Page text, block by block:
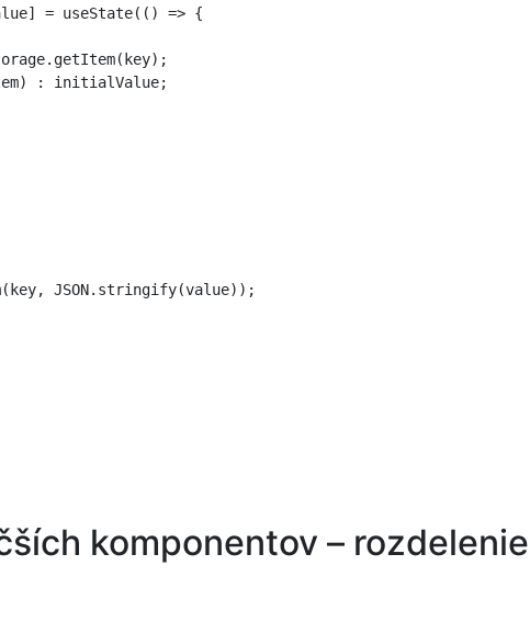
= useState(() => {
: initialValue;
JSON.stringify(value));
komponentov –